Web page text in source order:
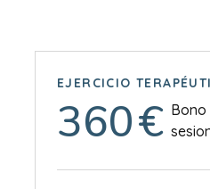
EJERCICIO
360€ Bono